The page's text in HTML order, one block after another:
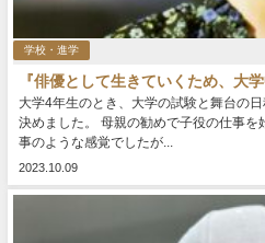
学校・進学
『俳優として生きていくため、
大学4年生のとき、大学の試験と舞台の
決めました。 母親の勧めで子役の仕事
事のような感覚でしたが...
2023.10.09